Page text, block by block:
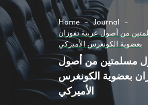
Home
Journal
من أصول عربية تفوزان
بعضوية الكونغرس الأميركي
مسلمتين من أصول
بعضوية الكونغرس
الأميركي